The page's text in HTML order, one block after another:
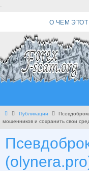
.
О ЧЕМ
Главная
Публикации
мошенников и сохранить свои